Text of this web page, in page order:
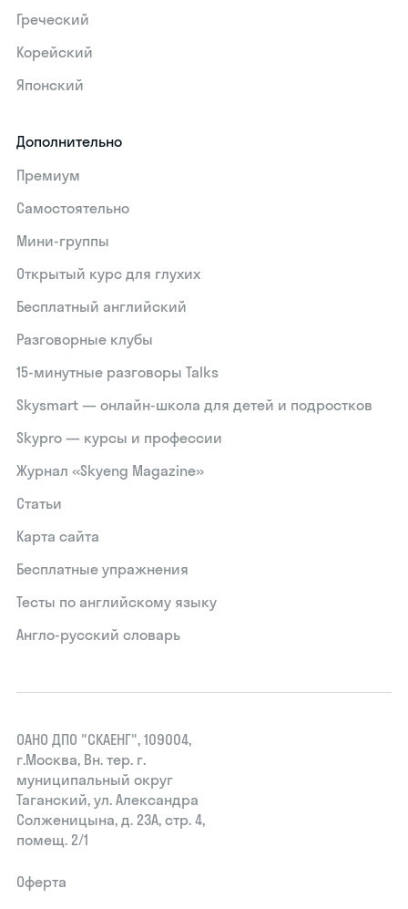
Греческий
Корейский
Японский
Дополнительно
Премиум
Самостоятельно
Мини-группы
Открытый курс для глухих
Бесплатный английский
Разговорные клубы
15‑минутные разговоры Talks
Skysmart — онлайн-школа для детей и подростков
Skypro — курсы и профессии
Журнал «Skyeng Magazine»
Статьи
Карта сайта
Бесплатные упражнения
Тесты по английскому языку
Англо-русский словарь
ОАНО ДПО "СКАЕНГ", 109004,
г.Москва, Вн. тер. г.
муниципальный округ
Таганский, ул. Александра
Солженицына, д. 23А, стр. 4,
помещ. 2/1
Оферта